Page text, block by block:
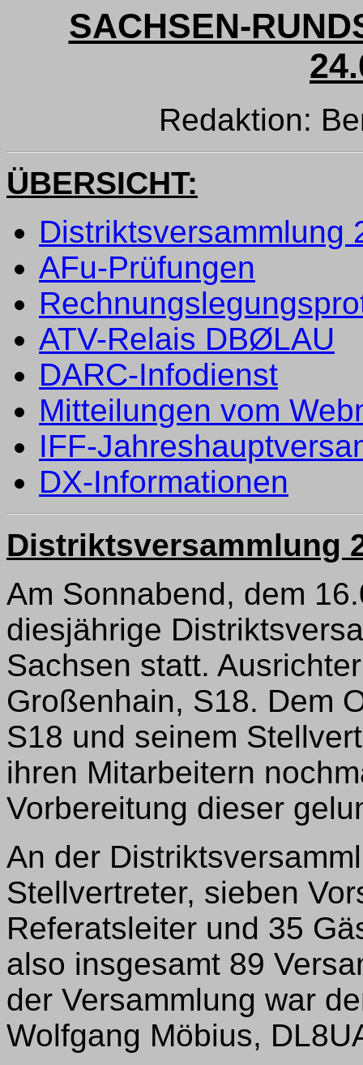
SACHSEN-
Redaktion:
ÜBERSICHT:
Distriktsversammlung
AFu-Prüfungen
ATV-Relais DBØLAU
DARC-Infodienst
Mitteilungen vom
IFF-
DX-Informationen
Distriktsversammlung
Am Sonnabend, dem
diesjährige
Sachsen statt.
Großenhain, S18. Dem
S18 und seinem
ihren Mitarbeitern
Vorbereitung dieser
An der
Stellvertreter, sieben
Referatsleiter und 35
also insgesamt 89
der Versammlung war
Wolfgang Möbius,